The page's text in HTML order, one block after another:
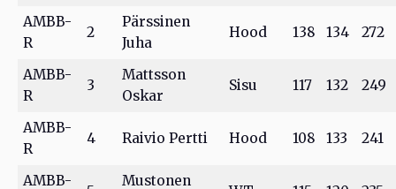
AMBB-
R
2
Pärssinen
Juha
Hood 138 134 272
AMBB-
R
3
Mattsson
Oskar
Sisu 117 132 249
AMBB-
R
4 Raivio Pertti Hood 108 133 241
AMBB-
Mustonen